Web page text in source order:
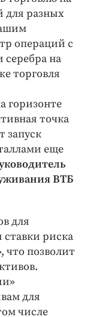
для разных
операций с
серебра на
торговля
горизонте
точка
запуск
еще
ВТБ
для
риска
что позволит
для
числе